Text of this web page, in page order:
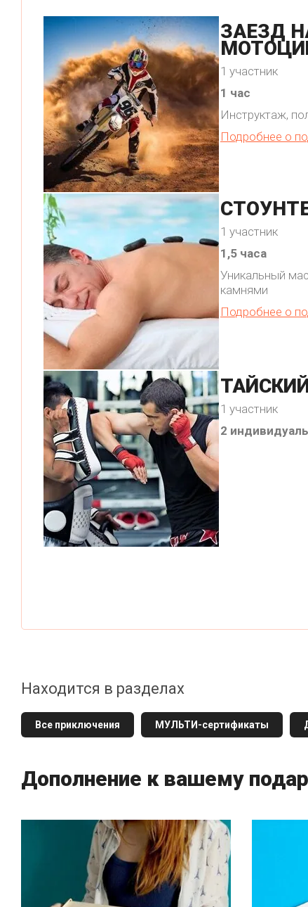
ЗАЕЗД
1 участник
1 час
Инструктаж,
Подробнее о
1 участник
1,5 часа
Уникальный
камнями
Подробнее о
1 участник
2
Находится в разделах
Все приключения МУЛЬТИ-сертификаты
Дополнение к вашему